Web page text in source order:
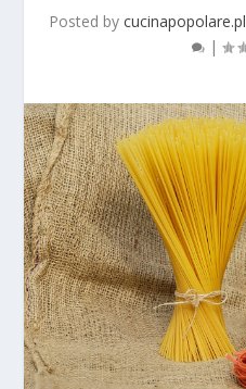
Posted by cucinapopolare.pl
|